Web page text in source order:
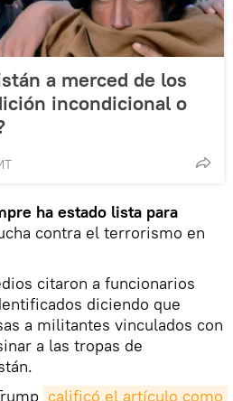
a merced de los
incondicional o
ha estado lista para
contra el terrorismo en
citaron a funcionarios
diciendo que
a militantes vinculados con
a las tropas de
calificó el artículo como